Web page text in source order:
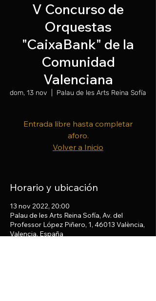
V Concurso de
Orquestas
"CaixaBank" de la
Comunidad
Valenciana
dom, 13 nov Palau de les Arts Reina Sofía
Entrada libre hasta completar
aforo.
Volver a Inicio
Horario y ubicación
13 nov 2022, 20:00
Palau de les Arts Reina Sofía, Av. del
Professor López Piñero, 1, 46013 València,
Valencia, España